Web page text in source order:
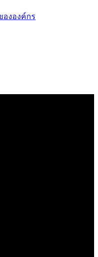
ององค์กร